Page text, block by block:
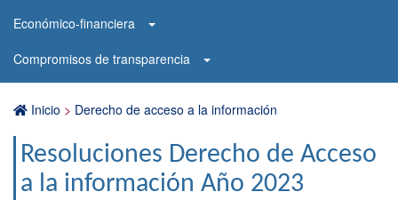
Económico-financiera
Compromisos de transparencia
Inicio > Derecho de acceso a la información
Resoluciones Derecho de Acceso
a la información Año 2023